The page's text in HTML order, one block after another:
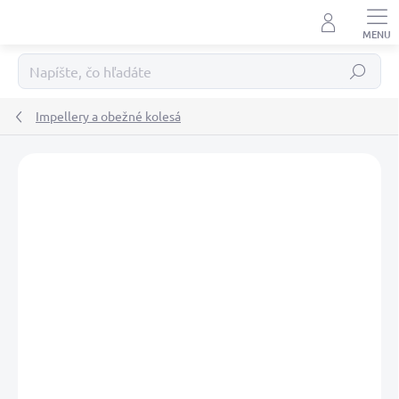
Hľadať
Impellery a obežné kolesá